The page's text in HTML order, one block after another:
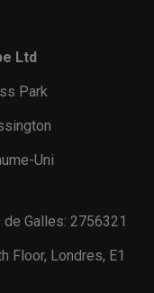
Ltd
Park
Uni
Galles: 2756321
Floor, Londres, E1